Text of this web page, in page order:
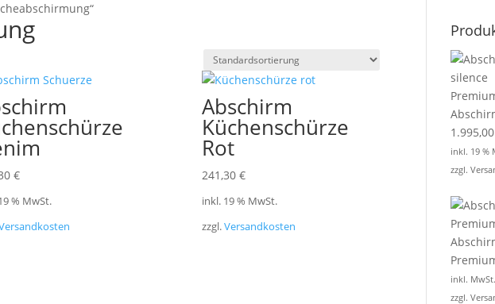
€
% MwSt.
Abschirm
Küchenschürze
Rot
241,30 €
inkl. 19 % MwSt.
zzgl.Versandkosten
inkl. 19 %
zzgl.
inkl. MwSt.
zzgl.